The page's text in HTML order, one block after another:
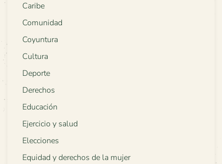
Caribe
Comunidad
Coyuntura
Cultura
Deporte
Derechos
Educación
Ejercicio y salud
Elecciones
Equidad y derechos de la mujer